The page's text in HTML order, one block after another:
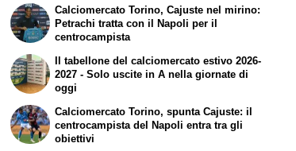
Calciomercato Torino, Cajuste nel mirino:
Petrachi tratta con il Napoli per il
centrocampista
Il tabellone del calciomercato estivo 2026-
2027 - Solo uscite in A nella giornate di
oggi
Calciomercato Torino, spunta Cajuste: il
centrocampista del Napoli entra tra gli
obiettivi